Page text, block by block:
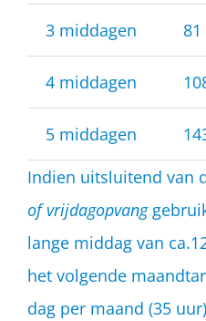
3 middagen
4 middagen
5 middagen
Indien uitsluitend van
of vrijdagopvang
lange middag van
het volgende
dag per maand (35